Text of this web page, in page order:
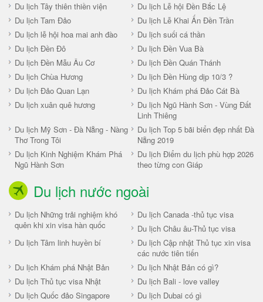
Du lịch Tây thiên thiền viện
Du lịch Lễ hội Đền Bắc Lệ
Du lịch Tam Đảo
Du lịch Lễ Khai Ấn Đền Trần
Du lịch lễ hội hoa mai anh đào
Du lịch suối cá thần
Du lịch Đền Đô
Du lịch Đền Vua Bà
Du lịch Đền Mẫu Âu Cơ
Du lịch Đền Quán Thánh
Du lịch Chùa Hương
Du lịch Đền Hùng dịp 10/3 ?
Du lịch Đảo Quan Lạn
Du lịch Khám phá Đảo Cát Bà
Du lịch xuân quê hương
Du lịch Ngũ Hành Sơn - Vùng Đất
Linh Thiêng
Du lịch Mỹ Sơn - Đà Nẵng - Nàng
Thơ Trong Tôi
Du lịch Top 5 bãi biển đẹp nhất Đà
Nẵng 2019
Du lịch Kinh Nghiệm Khám Phá
Ngũ Hành Sơn
Du lịch Điểm du lịch phù hợp 2026
theo từng con Giáp
Du lịch nước ngoài
Du lịch Những trải nghiệm khó
quên khi xin visa hàn quốc
Du lịch Canada -thủ tục visa
Du lịch Châu âu-Thủ tục visa
Du lịch Tâm linh huyền bí
Du lịch Cập nhật Thủ tục xin visa
các nước tiên tiến
Du lịch Khám phá Nhật Bản
Du lịch Nhật Bản có gì?
Du lịch Thủ tục visa Nhật
Du lịch Bali - love valley
Du lịch Quốc đảo Singapore
Du lịch Dubai có gì